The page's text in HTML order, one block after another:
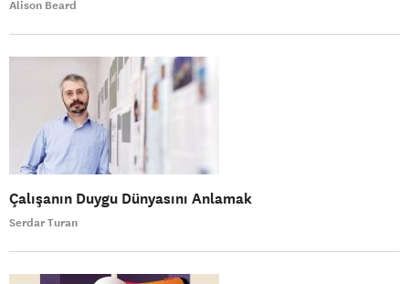
Alison Beard
Çalışanın Duygu Dünyasını Anlamak
Serdar Turan